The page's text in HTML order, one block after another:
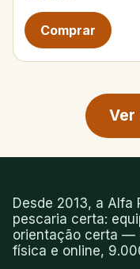
Ver
Desde 2013, a Alfa
pescaria certa:
orientação certa —
física e online,